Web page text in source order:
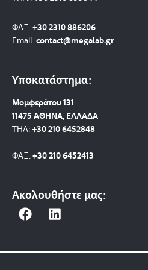
ΦΑΞ:+30 2310 886206
Email:contact@megalab.gr
Υποκατάστημα:
Μομφεράτου 131
11475 ΑΘΗΝΑ, ΕΛΛΑΔΑ
ΤΗΛ:+30 210 6452848
ΦΑΞ:+30 210 6452413
Ακολουθήστε μας:
F
e
L
k